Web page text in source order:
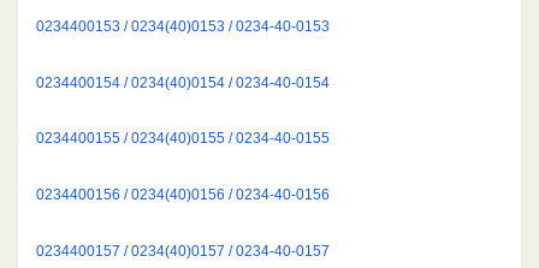
0234400153 / 0234(40)0153 / 0234-40-0153
0234400154 / 0234(40)0154 / 0234-40-0154
0234400155 / 0234(40)0155 / 0234-40-0155
0234400156 / 0234(40)0156 / 0234-40-0156
0234400157 / 0234(40)0157 / 0234-40-0157